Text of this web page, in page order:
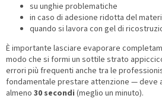
su unghie problematiche
in caso di adesione ridotta del
quando si lavora con gel di
È importante lasciare evaporare
modo che si formi un sottile strato
errori più frequenti anche tra le
fondamentale prestare attenzione — deve
almeno 30 secondi (meglio un minuto).